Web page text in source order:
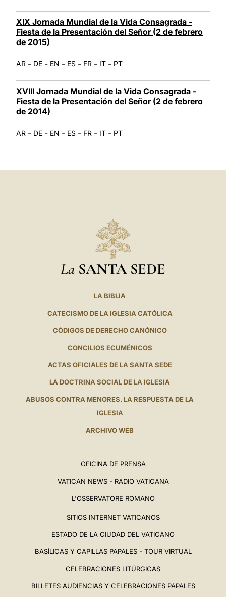
XIX Jornada Mundial de la Vida Consagrada -
Fiesta de la Presentación del Señor (2 de febrero
de 2015)
AR - DE - EN - ES - FR - IT - PT
XVIII Jornada Mundial de la Vida Consagrada -
Fiesta de la Presentación del Señor (2 de febrero
de 2014)
AR - DE - EN - ES - FR - IT - PT
La SANTA SEDE
LA BIBLIA
CATECISMO DE LA IGLESIA CATÓLICA
CÓDIGOS DE DERECHO CANÓNICO
CONCILIOS ECUMÉNICOS
ACTAS OFICIALES DE LA SANTA SEDE
LA DOCTRINA SOCIAL DE LA IGLESIA
ABUSOS CONTRA MENORES. LA RESPUESTA DE LA
IGLESIA
ARCHIVO WEB
OFICINA DE PRENSA
VATICAN NEWS - RADIO VATICANA
L'OSSERVATORE ROMANO
SITIOS INTERNET VATICANOS
ESTADO DE LA CIUDAD DEL VATICANO
BASÍLICAS Y CAPILLAS PAPALES - TOUR VIRTUAL
CELEBRACIONES LITÚRGICAS
BILLETES AUDIENCIAS Y CELEBRACIONES PAPALES